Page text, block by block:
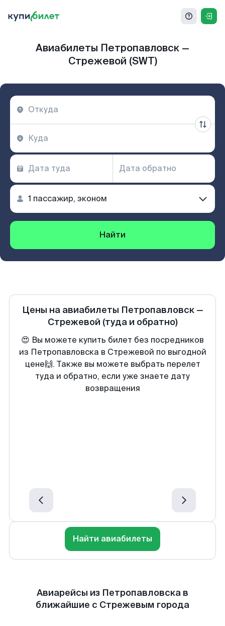
Авиабилеты Петропавловск —
Стрежевой (SWT)
Найти
Цены на авиабилеты Петропавловск—
Стрежевой (туда и обратно)
😍 Вы можете купить билет без посредников
из Петропавловска в Стрежевой по выгодной
цене🙌. Также вы можете выбрать перелет
туда и обратно, если уже знаете дату
возвращения
Найти авиабилеты
Авиарейсы из Петропавловска в
ближайшие с Стрежевым города